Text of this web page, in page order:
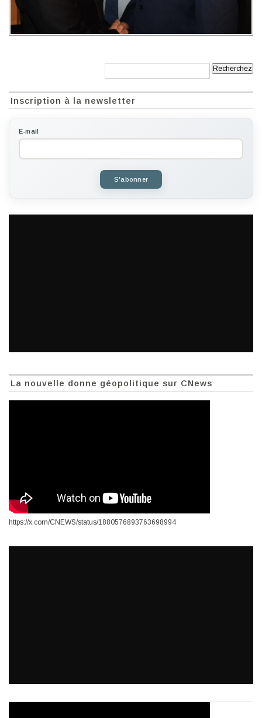
Inscription à la newsletter
E-mail
S'abonner
La nouvelle donne géopolitique sur CNews
https://x.com/CNEWS/status/1880576893763698994